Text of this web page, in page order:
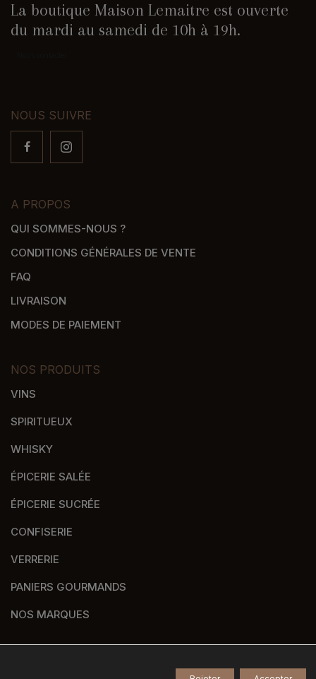
La boutique Maison Lemaitre est ouverte
du mardi au samedi de 10h à 19h.
NOUS SUIVRE
A PROPOS
QUI SOMMES-NOUS ?
CONDITIONS GÉNÉRALES DE VENTE
FAQ
LIVRAISON
MODES DE PAIEMENT
NOS PRODUITS
VINS
SPIRITUEUX
WHISKY
ÉPICERIE SALÉE
ÉPICERIE SUCRÉE
CONFISERIE
VERRERIE
PANIERS GOURMANDS
NOS MARQUES